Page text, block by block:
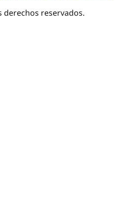
derechos reservados.